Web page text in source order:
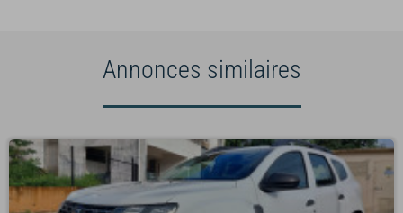
Annonces similaires